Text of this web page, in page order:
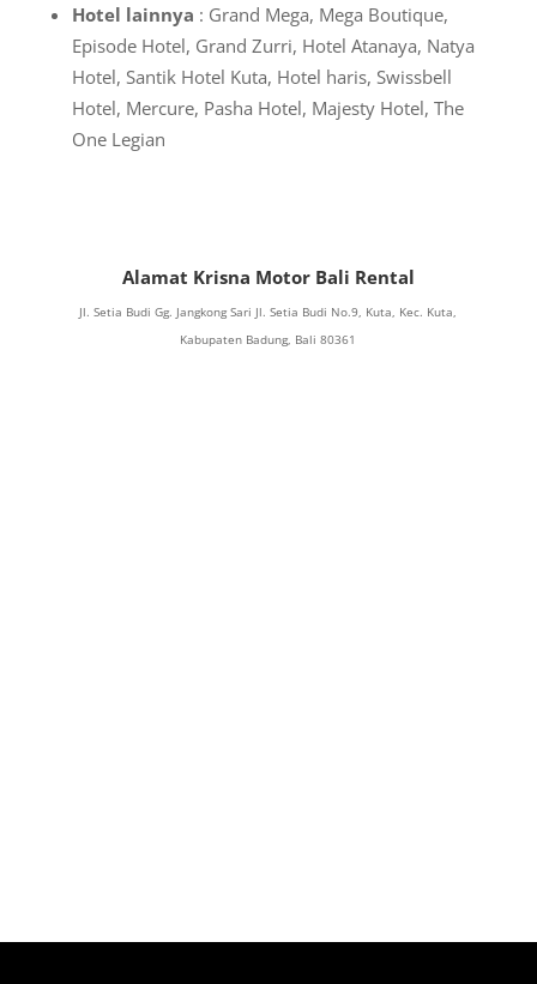
Hotel lainnya : Grand Mega, Mega Boutique,
Episode Hotel, Grand Zurri, Hotel Atanaya, Natya
Hotel, Santik Hotel Kuta, Hotel haris, Swissbell
Hotel, Mercure, Pasha Hotel, Majesty Hotel, The
One Legian
Alamat Krisna Motor Bali Rental
Jl. Setia Budi Gg. Jangkong Sari Jl. Setia Budi No.9, Kuta, Kec. Kuta,
Kabupaten Badung, Bali 80361